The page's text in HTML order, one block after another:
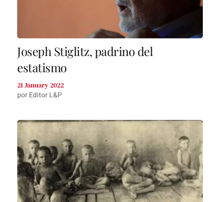
Joseph Stiglitz, padrino del
estatismo
21 January 2022
por Editor L&P